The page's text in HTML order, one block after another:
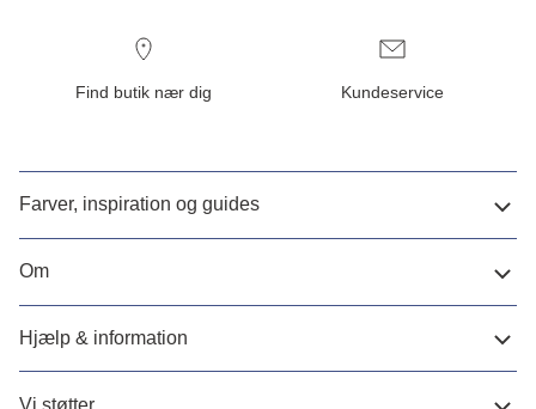
Find butik nær dig Kundeservice
Farver, inspiration og guides
Om
Hjælp & information
Vi støtter